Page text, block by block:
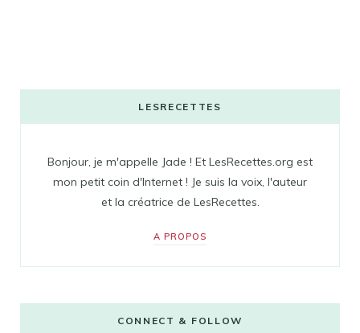
LESRECETTES
Bonjour, je m'appelle Jade ! Et LesRecettes.org est
mon petit coin d'Internet ! Je suis la voix, l'auteur
et la créatrice de LesRecettes.
A PROPOS
CONNECT & FOLLOW